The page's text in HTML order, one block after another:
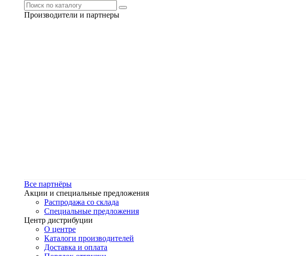
Производители и партнеры
Все партнёры
Акции и специальные предложения
Распродажа со склада
Специальные предложения
Центр дистрибуции
О центре
Каталоги производителей
Доставка и оплата